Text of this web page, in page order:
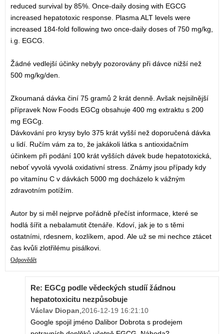
reduced survival by 85%. Once-daily dosing with EGCG
increased hepatotoxic response. Plasma ALT levels were
increased 184-fold following two once-daily doses of 750 mg/kg,
i.g. EGCG.
Žádné vedlejší účinky nebyly pozorovány při dávce nižší než
500 mg/kg/den.
Zkoumaná dávka činí 75 gramů 2 krát denně. Avšak nejsilnější
přípravek Now Foods EGCg obsahuje 400 mg extraktu s 200
mg EGCg.
Dávkování pro krysy bylo 375 krát vyšší než doporučená dávka
u lidí. Ručím vám za to, že jakákoli látka s antioxidačním
účinkem při podání 100 krát vyšších dávek bude hepatotoxická,
neboť vyvolá vyvolá oxidativní stress. Známy jsou případy kdy
po vitamínu C v dávkách 5000 mg docházelo k vážným
zdravotním potížím.
Autor by si měl nejprve pořádně přečíst informace, které se
hodlá šířit a nebalamutit čtenáře. Kdoví, jak je to s těmi
ostatními, rdesnem, kozlíkem, apod. Ale už se mi nechce ztácet
čas kvůli zlotřilému pisálkovi.
Odpovědět
Re: EGCg podle vědeckých studíí žádnou
hepatotoxicitu nezpůsobuje
Václav Diopan,2016-12-19 16:21:10
Google spojil jméno Dalibor Dobrota s prodejem